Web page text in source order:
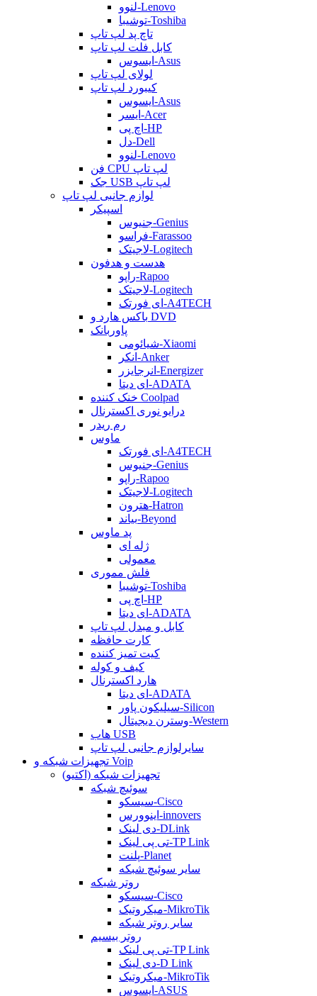
لنوو-Lenovo
توشیبا-Toshiba
تاچ پد لپ تاپ
کابل فلت لپ تاپ
ایسوس-Asus
لولای لپ تاپ
کیبورد لپ تاپ
ایسوس-Asus
ایسر-Acer
اچ پی-HP
دل-Dell
لنوو-Lenovo
فن CPU لپ تاپ
جک USB لپ تاپ
لوازم جانبی لپ تاپ
اسپیکر
جنیوس-Genius
فراسو-Farassoo
لاجیتک-Logitech
هدست و هدفون
راپو-Rapoo
لاجیتک-Logitech
ای فورتک-A4TECH
باکس هارد و DVD
پاوربانک
شیائومی-Xiaomi
انکر-Anker
انرجایزر-Energizer
ای دیتا-ADATA
خنک کننده Coolpad
درایو نوری اکسترنال
رم ریدر
ماوس
ای فورتک-A4TECH
جنیوس-Genius
راپو-Rapoo
لاجیتک-Logitech
هترون-Hatron
بیاند-Beyond
پد ماوس
ژله ای
معمولی
فلش مموری
توشیبا-Toshiba
اچ پی-HP
ای دیتا-ADATA
کابل و مبدل لپ تاپ
کارت حافظه
کیت تمیز کننده
کیف و کوله
هارد اکسترنال
ای دیتا-ADATA
سیلیکون پاور-Silicon
وسترن دیجیتال-Western
هاب USB
سایرلوازم جانبی لپ تاپ
تجهیزات شبکه و Voip
تجهیزات شبکه (اکتیو)
سوئیچ شبکه
سیسکو-Cisco
اینوورس-innovers
دی لینک-DLink
تی پی لینک-TP Link
پلنت-Planet
سایر سوئیچ شبکه
روتر شبکه
سیسکو-Cisco
میکروتیک-MikroTik
سایر روتر شبکه
روتر بیسیم
تی پی لینک-TP Link
دی لینک-D Link
میکروتیک-MikroTik
ایسوس-ASUS